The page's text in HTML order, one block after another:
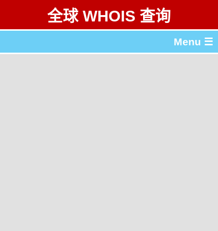
全球 WHOIS 查询
Menu ☰